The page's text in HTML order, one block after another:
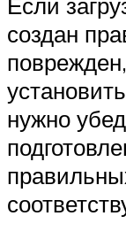
создан
нужно